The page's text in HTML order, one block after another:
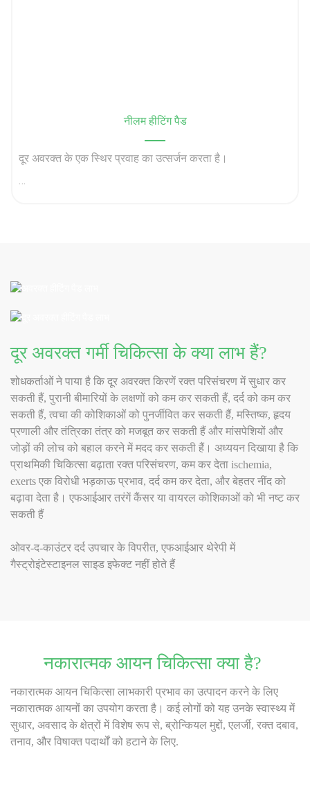
· जिगर और गुर्दे का समर्थन करता हैनीलम हीटिंग पैड
दूर अवरक्त के एक स्थिर प्रवाह का उत्सर्जन करता है।
· प्रतिरक्षा प्रणाली को मजबूत करता है
· एक स्वस्थ मूड को बढ़ावा देता
· Eases हमारे मानसिक चिंताओं
दूर अवरक्त गर्मी चिकित्सा के क्या लाभ हैं?
शोधकर्ताओं ने पाया है कि दूर अवरक्त किरणें रक्त परिसंचरण में सुधार कर
सकती हैं, पुरानी बीमारियों के लक्षणों को कम कर सकती हैं, दर्द को कम कर
सकती हैं, त्वचा की कोशिकाओं को पुनर्जीवित कर सकती हैं, मस्तिष्क, हृदय
प्रणाली और तंत्रिका तंत्र को मजबूत कर सकती हैं और मांसपेशियों और
जोड़ों की लोच को बहाल करने में मदद कर सकती हैं। अध्ययन दिखाया है कि
प्राथमिकी चिकित्सा बढ़ाता रक्त परिसंचरण, कम कर देता ischemia,
exerts एक विरोधी भड़काऊ प्रभाव, दर्द कम कर देता, और बेहतर नींद को
बढ़ावा देता है। एफआईआर तरंगें कैंसर या वायरल कोशिकाओं को भी नष्ट कर
सकती हैं
ओवर-द-काउंटर दर्द उपचार के विपरीत, एफआईआर थेरेपी में
गैस्ट्रोइंटेस्टाइनल साइड इफेक्ट नहीं होते हैं
नकारात्मक आयन चिकित्सा क्या है?
नकारात्मक आयन चिकित्सा लाभकारी प्रभाव का उत्पादन करने के लिए
नकारात्मक आयनों का उपयोग करता है। कई लोगों को यह उनके स्वास्थ्य में
सुधार, अवसाद के क्षेत्रों में विशेष रूप से, ब्रोन्कियल मुद्दों, एलर्जी, रक्त दबाव,
तनाव, और विषाक्त पदार्थों को हटाने के लिए.